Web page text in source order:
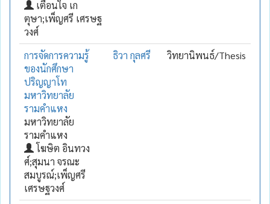
เตือนใจ เก
ตุษา;เพ็ญศรี เศรษฐ
วงศ์
การจัดการความรู้
ของนักศึกษา
ปริญญาโท
มหาวิทยาลัย
รามคำแหง
มหาวิทยาลัย
รามคำแหง
โฆษิต อินทวง
ศ์;สุมนา จรณะ
สมบูรณ์;เพ็ญศรี
เศรษฐวงศ์
ธิวา กุลศรี วิทยานิพนธ์/Thesis